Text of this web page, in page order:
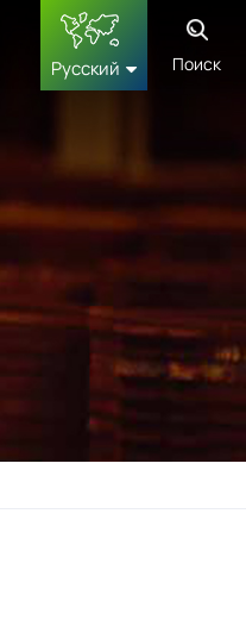
Русский
français
Deutsch
русский
Поиск